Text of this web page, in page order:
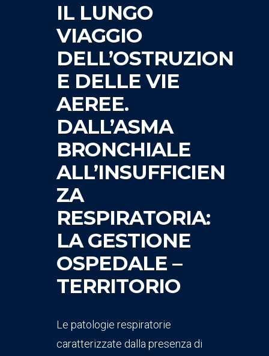
IL LUNGO
VIAGGIO
DELL’OSTRUZION
E DELLE VIE
AEREE.
DALL’ASMA
BRONCHIALE
ALL’INSUFFICIEN
ZA
RESPIRATORIA:
LA GESTIONE
OSPEDALE –
TERRITORIO
Le patologie respiratorie
caratterizzate dalla presenza di